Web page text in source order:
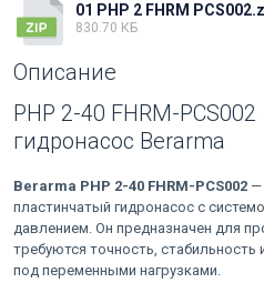
01 PHP 2 FHRM
830.70 КБ
Описание
PHP 2-40 FHRM-
гидронасос Berarma
Berarma PHP 2-40 FHRM-PCS002 —
пластинчатый гидронасос с
давлением. Он предназначен для
требуются точность, стабильность
под переменными нагрузками.